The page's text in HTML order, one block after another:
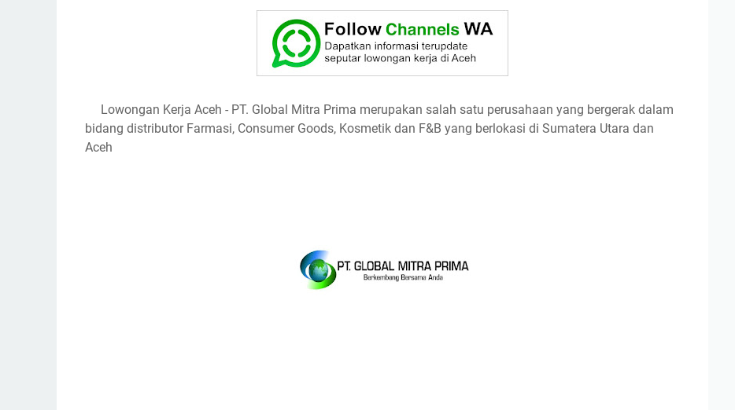
Lowongan Kerja Aceh - PT. Global Mitra Prima merupakan salah satu perusahaan yang bergerak dalam
bidang distributor Farmasi, Consumer Goods, Kosmetik dan F&B yang berlokasi di Sumatera Utara dan
Aceh